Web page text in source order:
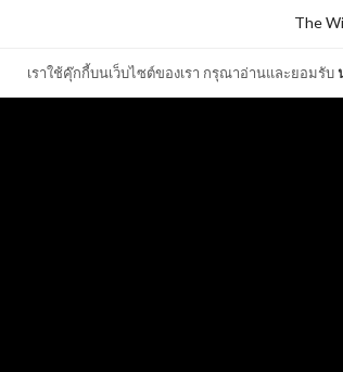
เราใช้คุ๊กกี้บนเว็บไซต์ของเรา กรุณาอ่านและยอมรับ
The